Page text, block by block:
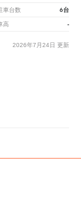
車台数 6台
高 -
2026年7月24日 更新